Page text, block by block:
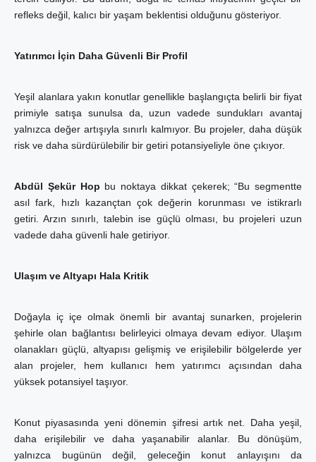
refleks değil, kalıcı bir yaşam beklentisi olduğunu gösteriyor.
Yatırımcı İçin Daha Güvenli Bir Profil
Yeşil alanlara yakın konutlar genellikle başlangıçta belirli bir fiyat
primiyle satışa sunulsa da, uzun vadede sundukları avantaj
yalnızca değer artışıyla sınırlı kalmıyor. Bu projeler, daha düşük
risk ve daha sürdürülebilir bir getiri potansiyeliyle öne çıkıyor.
Abdül Şekür Hop bu noktaya dikkat çekerek; “Bu segmentte
asıl fark, hızlı kazançtan çok değerin korunması ve istikrarlı
getiri. Arzın sınırlı, talebin ise güçlü olması, bu projeleri uzun
vadede daha güvenli hale getiriyor.
Ulaşım ve Altyapı Hala Kritik
Doğayla iç içe olmak önemli bir avantaj sunarken, projelerin
şehirle olan bağlantısı belirleyici olmaya devam ediyor. Ulaşım
olanakları güçlü, altyapısı gelişmiş ve erişilebilir bölgelerde yer
alan projeler, hem kullanıcı hem yatırımcı açısından daha
yüksek potansiyel taşıyor.
Konut piyasasında yeni dönemin şifresi artık net. Daha yeşil,
daha erişilebilir ve daha yaşanabilir alanlar. Bu dönüşüm,
yalnızca bugünün değil, geleceğin konut anlayışını da